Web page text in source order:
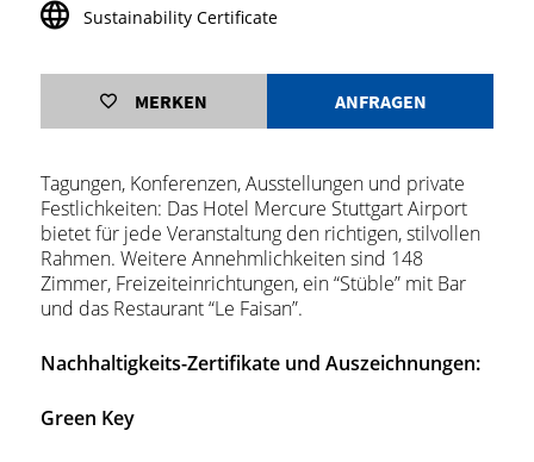
Sustainability Certificate
MERKEN ANFRAGEN
Tagungen, Konferenzen, Ausstellungen und private
Festlichkeiten: Das Hotel Mercure Stuttgart Airport
bietet für jede Veranstaltung den richtigen, stilvollen
Rahmen. Weitere Annehmlichkeiten sind 148
Zimmer, Freizeiteinrichtungen, ein “Stüble” mit Bar
und das Restaurant “Le Faisan”.
Nachhaltigkeits-Zertifikate und Auszeichnungen:
Green Key